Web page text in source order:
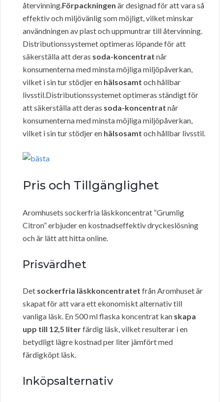
återvinning.Förpackningen är designad för att vara så
effektiv och miljövänlig som möjligt, vilket minskar
användningen av plast och uppmuntrar till återvinning.
Distributionssystemet optimeras löpande för att
säkerställa att deras soda-koncentrat når
konsumenterna med minsta möjliga miljöpåverkan,
vilket i sin tur stödjer en hälsosamt och hållbar
livsstil.Distributionssystemet optimeras ständigt för
att säkerställa att deras soda-koncentrat når
konsumenterna med minsta möjliga miljöpåverkan,
vilket i sin tur stödjer en hälsosamt och hållbar livsstil.
Pris och Tillgänglighet
Aromhusets sockerfria läskkoncentrat “Grumlig
Citron” erbjuder en kostnadseffektiv dryckeslösning
och är lätt att hitta online.
Prisvärdhet
Det sockerfria läskkoncentratet från Aromhuset är
skapat för att vara ett ekonomiskt alternativ till
vanliga läsk. En 500 ml flaska koncentrat kan skapa
upp till 12,5 literfärdig läsk, vilket resulterar i en
betydligt lägre kostnad per liter jämfört med
färdigköpt läsk.
Inköpsalternativ